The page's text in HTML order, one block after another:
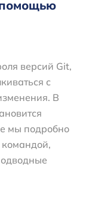
помощью
версий Git,
с
В
мы подробно
командой,